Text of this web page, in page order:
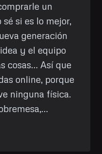
un
si es lo mejor,
generación
y el equipo
cosas… Así que
online, porque
ninguna física.